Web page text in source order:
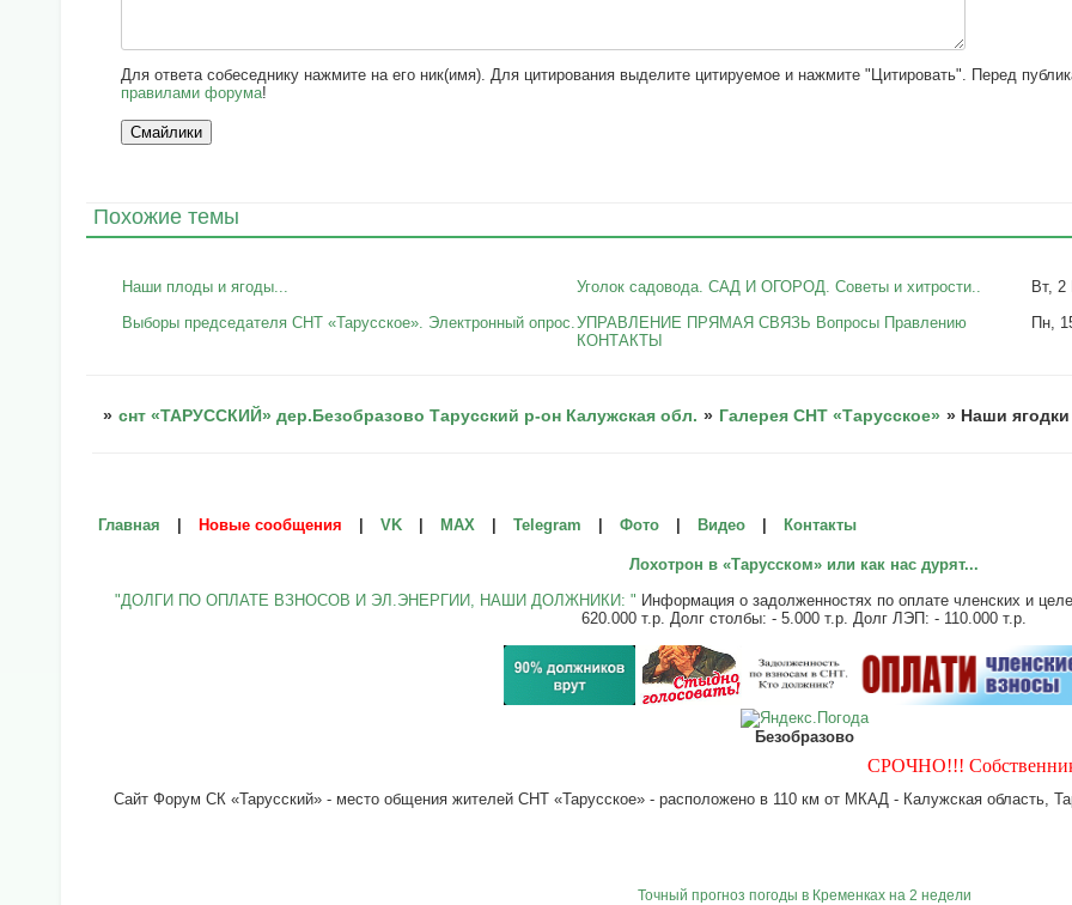
Для ответа собеседнику нажмите на его ник(имя). Для цитирования выделите цитируемое и нажмите "Цитировать". Перед
правилами форума!
Похожие темы
Наши плоды и ягоды... Уголок садовода. САД И ОГОРОД. Советы и хитрости..
Вт, 2
Выборы председателя СНТ «Тарусское». Электронный опрос. УПРАВЛЕНИЕ ПРЯМАЯ СВЯЗЬ Вопросы Правлению
КОНТАКТЫ
Пн,
» снт «ТАРУССКИЙ» дер.Безобразово Тарусский р-он Калужская обл. » Галерея СНТ «Тарусское» » Наши
Главная Новые сообщения VK МАХ Telegram Фото Видео Контакты
Лохотрон в «Тарусском» или как нас дурят...
"ДОЛГИ ПО ОПЛАТЕ ВЗНОСОВ И ЭЛ.ЭНЕРГИИ, НАШИ ДОЛЖНИКИ: " Информация о задолженностях по оплате членских и
620.000 т.р. Долг столбы: - 5.000 т.р. Долг ЛЭП: - 110.000 т.р.
Безобразово
СРОЧНО!!! Собственнику уч.
Сайт Форум СК «Тарусский» - место общения жителей СНТ «Тарусское» - расположено в 110 км от МКАД - Калужская область,
Точный прогноз погоды в Кременках на 2 недели